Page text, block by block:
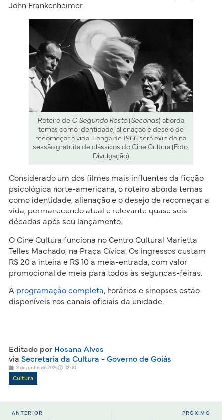
John Frankenheimer.
Roteiro de O Segundo Rosto(Seconds) aborda
temas como identidade, alienação e desejo de
recomeçar a vida. Longa de 1966 será exibido na
sessão gratuita de clássicos do Cine Cultura (Foto:
Divulgação)
Considerado um dos filmes mais influentes da ficção
psicológica norte-americana, o roteiro aborda temas
como identidade, alienação e o desejo de recomeçar a
vida, permanecendo atual e relevante quase seis
décadas após seu lançamento.
O Cine Cultura funciona no Centro Cultural Marietta
Telles Machado, na Praça Cívica. Os ingressos custam
R$ 20 a inteira e R$ 10 a meia-entrada, com valor
promocional de meia para todos às segundas-feiras.
A programação completa, horários e sinopses estão
disponíveis nos canais oficiais da unidade.
Editado porHosana Alves
via Secretaria da Cultura - Governo de Goiás
2 de junho de 2026 12:00
Cultura
ANTERIOR PRÓXIMO